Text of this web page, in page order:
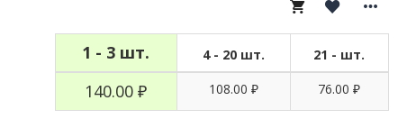
1 - 3 шт. 4 - 20 шт. 21 - шт.
140.00 ₽ 108.00 ₽ 76.00 ₽